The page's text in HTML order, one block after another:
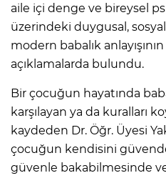
aile içi denge ve bireysel
üzerindeki duygusal,
modern babalık
açıklamalarda bulundu.
Bir çocuğun hayatında
karşılayan ya da kuralları
kaydeden Dr. Öğr. Üyesi
çocuğun kendisini
güvenle bakabilmesinde ve